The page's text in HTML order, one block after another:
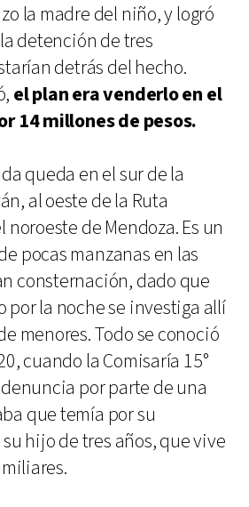
la madre del niño, y logró
detención de tres
detrás del hecho.
el plan era venderlo en el
14 millones de pesos.
queda en el sur de la
al oeste de la Ruta
noroeste de Mendoza. Es un
pocas manzanas en las
consternación, dado que
por la noche se investiga allí
menores. Todo se conoció
cuando la Comisaría 15°
por parte de una
que temía por su
hijo de tres años, que vive